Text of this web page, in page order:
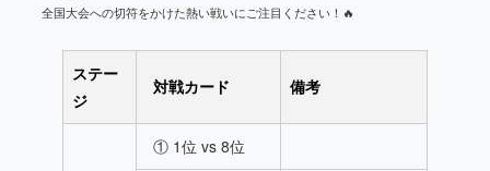
全国大会への切符をかけた熱い戦いにご注目ください！🔥
ステー
ジ
対戦カード 備考
① 1位 vs 8位